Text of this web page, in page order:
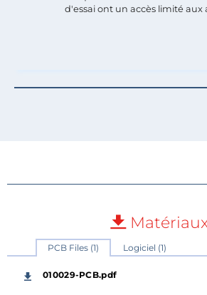
d'essai ont un accès limité aux
PCB Files (1) Logiciel (1)
010029-PCB.pdf